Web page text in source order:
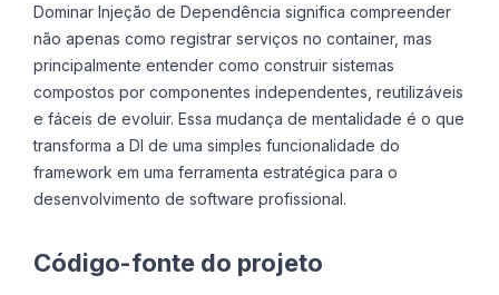
Dominar Injeção de Dependência significa compreender
não apenas como registrar serviços no container, mas
principalmente entender como construir sistemas
compostos por componentes independentes, reutilizáveis
e fáceis de evoluir. Essa mudança de mentalidade é o que
transforma a DI de uma simples funcionalidade do
framework em uma ferramenta estratégica para o
desenvolvimento de software profissional.
Código-fonte do projeto